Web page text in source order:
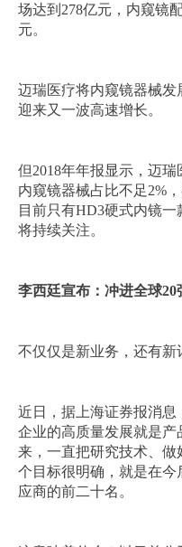
场达到278亿元，内窥镜
元。
迈瑞医疗将内窥镜器械
迎来又一波高速增长。
但2018年年报显示，迈瑞
内窥镜器械占比不足2%
目前只有HD3硬式内镜
将持续关注。
李西廷宣布：冲进全球20
不仅仅是新业务，还有新
近日，据上海证券报消息
企业的高质量发展就是
来，一直把研究技术、
个目标很明确，就是在今
应商的前二十名。